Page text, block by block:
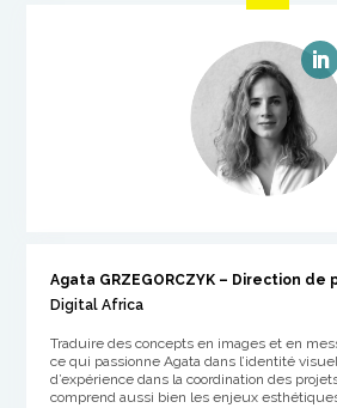
Agata GRZEGORCZYK – Direction de
Digital Africa
Traduire des concepts en images et en
ce qui passionne Agata dans l’identité
d’expérience dans la coordination des
comprend aussi bien les enjeux